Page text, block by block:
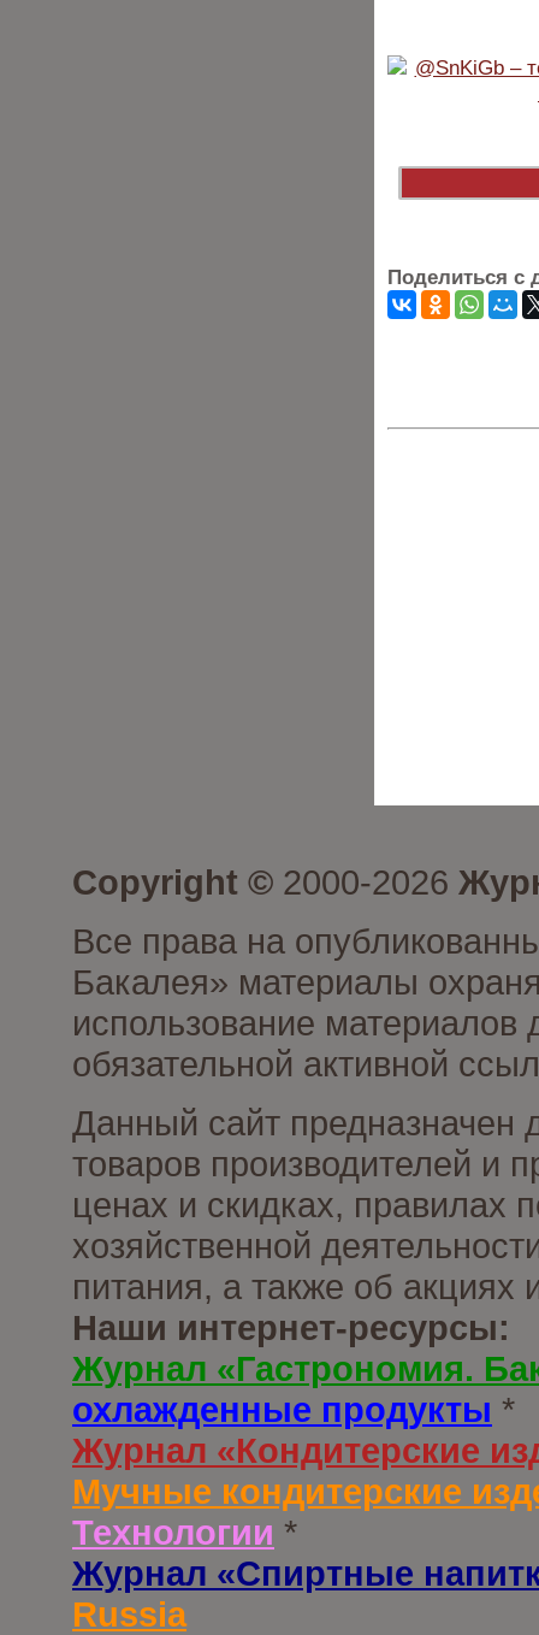
Поделиться с
Copyright © 2000-2026
Все права на
Бакалея» материалы
использование материалов
обязательной активной
Данный сайт предназначен
товаров производителей и
ценах и скидках, правилах
хозяйственной
питания, а также об
Наши интернет-ресурсы:
Журнал «Гастрономия.
охлажденные продукты *
Журнал «Кондитерские
Мучные кондитерские
Технологии *
Журнал «Спиртные
Russia